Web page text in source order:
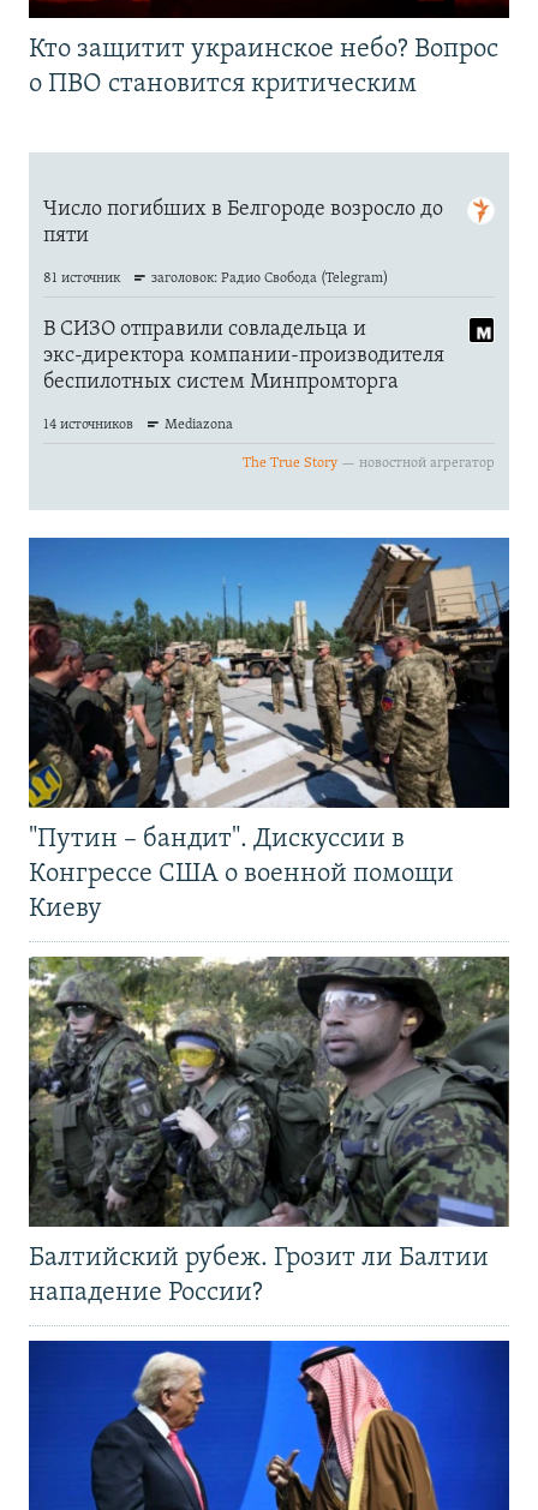
Кто защитит украинское небо? Вопрос
о ПВО становится критическим
"Путин – бандит". Дискуссии в
Конгрессе США о военной помощи
Киеву
Балтийский рубеж. Грозит ли Балтии
нападение России?